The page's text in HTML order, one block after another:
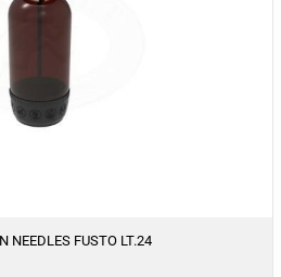
NEEDLES FUSTO LT.24